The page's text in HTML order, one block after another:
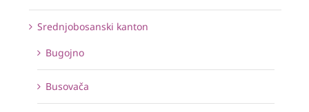
Srednjobosanski kanton
Bugojno
Busovača